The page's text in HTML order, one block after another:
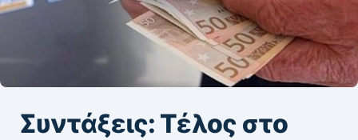
Συντάξεις: Τέλος στο